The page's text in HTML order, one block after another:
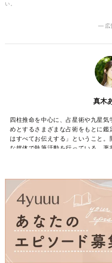
い。
― 広
真木
四柱推命を中心に、占星術や九星
めとするさまざまな占術をもとに
はすべてお伝えする」ということ。
な媒体で執筆活動を行っている。
2016』(宝島社)を出版したばかり
「占い師・真木あかりのサイト」
「占い師・真木あかりのブログ」